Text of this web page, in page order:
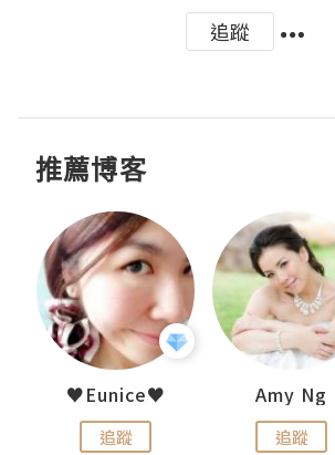
追蹤
推薦博客
♥Eunice♥
追蹤
Amy Ng
追蹤